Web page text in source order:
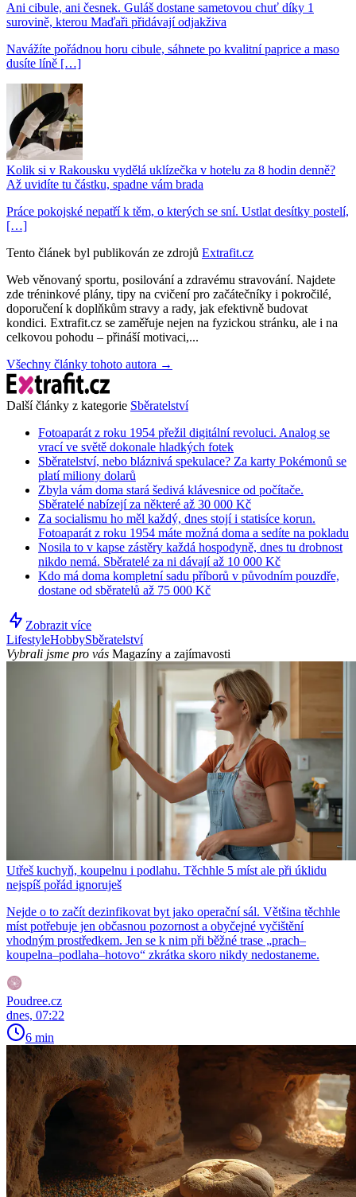
Ani cibule, ani česnek. Guláš dostane sametovou chuť díky 1
surovině, kterou Maďaři přidávají odjakživa
Navážíte pořádnou horu cibule, sáhnete po kvalitní paprice a maso
dusíte líně […]
Kolik si v Rakousku vydělá uklízečka v hotelu za 8 hodin denně?
Až uvidíte tu částku, spadne vám brada
Práce pokojské nepatří k těm, o kterých se sní. Ustlat desítky postelí,
[…]
Tento článek byl publikován ze zdrojů Extrafit.cz
Web věnovaný sportu, posilování a zdravému stravování. Najdete
zde tréninkové plány, tipy na cvičení pro začátečníky i pokročilé,
doporučení k doplňkům stravy a rady, jak efektivně budovat
kondici. Extrafit.cz se zaměřuje nejen na fyzickou stránku, ale i na
celkovou pohodu – přináší motivaci,...
Všechny články tohoto autora →
Další články z kategorie Sběratelství
Fotoaparát z roku 1954 přežil digitální revoluci. Analog se
vrací ve světě dokonale hladkých fotek
Sběratelství, nebo bláznivá spekulace? Za karty Pokémonů se
platí miliony dolarů
Zbyla vám doma stará šedivá klávesnice od počítače.
Sběratelé nabízejí za některé až 30 000 Kč
Za socialismu ho měl každý, dnes stojí i statisíce korun.
Fotoaparát z roku 1954 máte možná doma a sedíte na pokladu
Nosila to v kapse zástěry každá hospodyně, dnes tu drobnost
nikdo nemá. Sběratelé za ni dávají až 10 000 Kč
Kdo má doma kompletní sadu příborů v původním pouzdře,
dostane od sběratelů až 75 000 Kč
Zobrazit více
LifestyleHobbySběratelství
Vybrali jsme pro vás Magazíny a zajímavosti
Utřeš kuchyň, koupelnu i podlahu. Těchhle 5 míst ale při úklidu
nejspíš pořád ignoruješ
Nejde o to začít dezinfikovat byt jako operační sál. Většina těchhle
míst potřebuje jen občasnou pozornost a obyčejné vyčištění
vhodným prostředkem. Jen se k nim při běžné trase „prach–
koupelna–podlaha–hotovo“ zkrátka skoro nikdy nedostaneme.
Poudree.cz
dnes, 07:22
6 min